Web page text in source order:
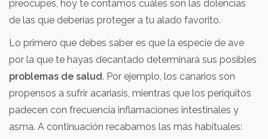
preocupes, hoy te contamos cuáles son las dolencias
de las que deberías proteger a tu alado favorito.
Lo primero que debes saber es que la especie de ave
por la que te hayas decantado determinará sus posibles
problemas de salud. Por ejemplo, los canarios son
propensos a sufrir acariasis, mientras que los periquitos
padecen con frecuencia inflamaciones intestinales y
asma. A continuación recabamos las más habituales: